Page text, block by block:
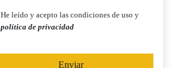
He leído y acepto las condiciones de uso y
política de privacidad
Enviar